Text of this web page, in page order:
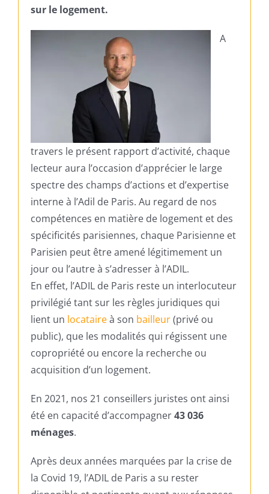
sur le logement.
A
travers le présent rapport d’activité, chaque
lecteur aura l’occasion d’apprécier le large
spectre des champs d’actions et d’expertise
interne à l’Adil de Paris. Au regard de nos
compétences en matière de logement et des
spécificités parisiennes, chaque Parisienne et
Parisien peut être amené légitimement un
jour ou l’autre à s’adresser à l’ADIL.
En effet, l’ADIL de Paris reste un interlocuteur
privilégié tant sur les règles juridiques qui
lient un locataireà son bailleur(privé ou
public), que les modalités qui régissent une
copropriété ou encore la recherche ou
acquisition d’un logement.
En 2021, nos 21 conseillers juristes ont ainsi
été en capacité d’accompagner43 036
ménages.
Après deux années marquées par la crise de
la Covid 19, l’ADIL de Paris a su rester